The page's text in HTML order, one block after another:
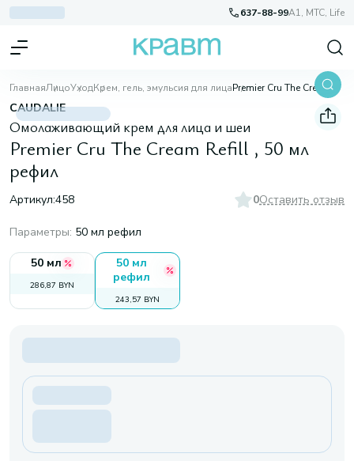
637-88-99A1, МТС, Life
ГлавнаяЛицоУходКрем, гель, эмульсия для лица Premier Cru The Cream Refill , 50 мл рефил
CAUDALIE
Омолаживающий крем для лица и шеи
Premier Cru The Cream Refill , 50 мл
рефил
Артикул:458 0Оставить отзыв
Параметры: 50 мл рефил
50 мл
286,87 BYN
50 мл
рефил
243,57 BYN